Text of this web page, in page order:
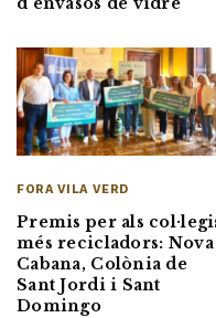
FORA VILA VERD
Premis per als
més recicladors: Nova
Cabana, Colònia de
Sant Jordi i Sant
Domingo